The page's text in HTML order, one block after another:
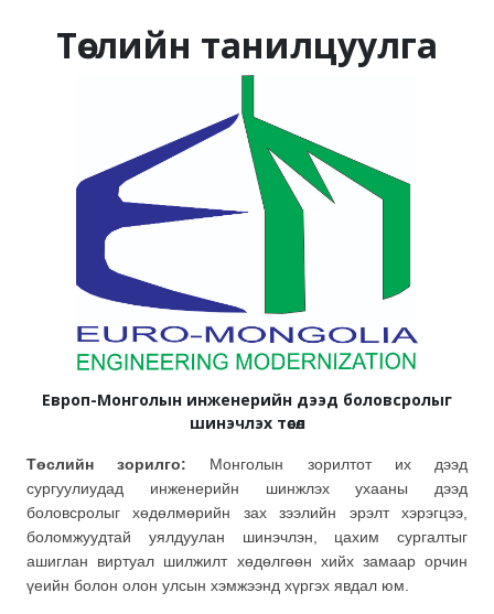
Төслийн танилцуулга
Европ-Монголын инженерийн дээд боловсролыг
шинэчлэх төсөл
Төслийн зорилго: Монголын зорилтот их дээд
сургуулиудад инженерийн шинжлэх ухааны дээд
боловсролыг хөдөлмөрийн зах зээлийн эрэлт хэрэгцээ,
боломжуудтай уялдуулан шинэчлэн, цахим сургалтыг
ашиглан виртуал шилжилт хөдөлгөөн хийх замаар орчин
үеийн болон олон улсын хэмжээнд хүргэх явдал юм.